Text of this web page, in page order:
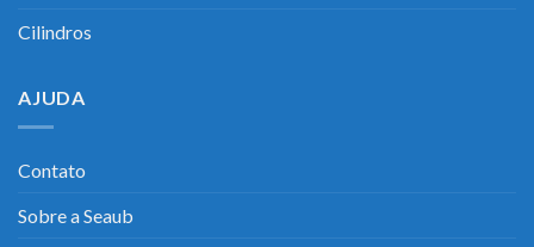
Cilindros
AJUDA
Contato
Sobre a Seaub